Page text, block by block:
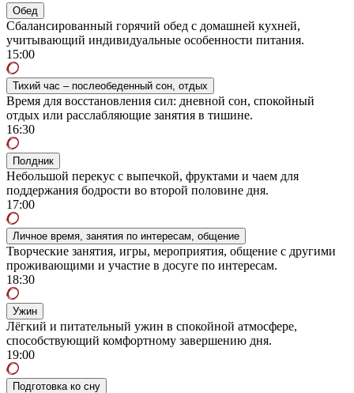
Обед
Сбалансированный горячий обед с домашней кухней,
учитывающий индивидуальные особенности питания.
15:00
Тихий час – послеобеденный сон, отдых
Время для восстановления сил: дневной сон, спокойный
отдых или расслабляющие занятия в тишине.
16:30
Полдник
Небольшой перекус с выпечкой, фруктами и чаем для
поддержания бодрости во второй половине дня.
17:00
Личное время, занятия по интересам, общение
Творческие занятия, игры, мероприятия, общение с другими
проживающими и участие в досуге по интересам.
18:30
Ужин
Лёгкий и питательный ужин в спокойной атмосфере,
способствующий комфортному завершению дня.
19:00
Подготовка ко сну